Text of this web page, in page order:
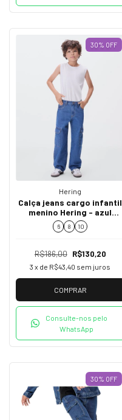
30% OFF
Hering
Calça jeans cargo infantil
menino Hering - azul
C1RE1ASN
6 8 10
R$186,00 R$130,20
3 x de R$43,40 sem juros
COMPRAR
Consulte-nos pelo
WhatsApp
30% OFF